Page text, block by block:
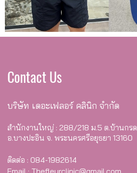
Contact Us
บริษัท เดอะเฟลอร์ คลินิก จำกัด
สำนักงานใหญ่ : 288/218 ม.5 ต.บ้านกรด
อ.บางปะอิน จ. พระนครศรีอยุธยา 13160
ติดต่อ : 084-1982614
Email : Thefleurclinic@gmail.com